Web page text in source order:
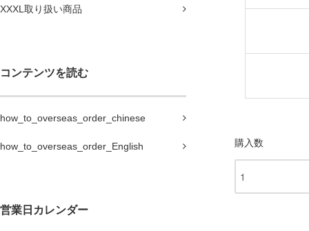
XXXL取り扱い商品
コンテンツを読む
how_to_overseas_order_chinese
how_to_overseas_order_English
営業日カレンダー
購入数